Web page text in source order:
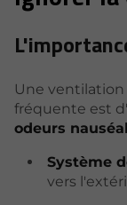
Une
fréquente est
odeurs
Système
vers